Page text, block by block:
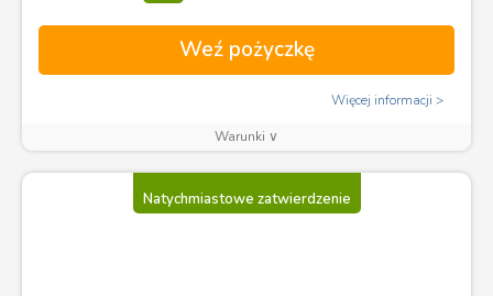
Weź pożyczkę
Więcej informacji
Warunki ∨
Natychmiastowe zatwierdzenie